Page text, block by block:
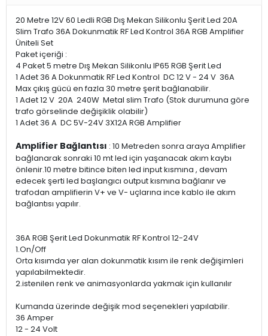
20 Metre 12V 60 Ledli RGB Dış Mekan Silikonlu Şerit Led 20A
Slim Trafo 36A Dokunmatik RF Led Kontrol 36A RGB Amplifier
Üniteli Set
Paket içeriği :
4 Paket 5 metre Dış Mekan Silikonlu IP65 RGB Şerit Led
1 Adet 36 A Dokunmatik RF Led Kontrol DC 12 V - 24 V 36A
Max çıkış gücü en fazla 30 metre şerit bağlanabilir.
1 Adet 12 V 20A 240W Metal slim Trafo (Stok durumuna göre
trafo görselinde değişiklik olabilir)
1 Adet 36 A DC 5V-24V 3X12A RGB Amplifier
Amplifier Bağlantısı : 10 Metreden sonra araya Amplifier
bağlanarak sonraki 10 mt led için yaşanacak akım kaybı
önlenir.10 metre bitince biten led input kısmına , devam
edecek şerti led başlangıcı output kısmına bağlanır ve
trafodan amplifierin V+ ve V- uçlarına ince kablo ile akım
bağlantısı yapılır.
36A RGB Şerit Led Dokunmatik RF Kontrol 12-24V
1.On/Off
Orta kısımda yer alan dokunmatik kısım ile renk değişimleri
yapılabilmektedir.
2.istenilen renk ve animasyonlarda yakmak için kullanılır
Kumanda üzerinde değişik mod seçenekleri yapılabilir.
36 Amper
12 - 24 Volt